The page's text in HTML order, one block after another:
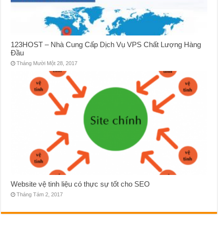
123HOST – Nhà Cung Cấp Dịch Vụ VPS Chất Lượng Hàng
Đầu
Tháng Mười Một 28, 2017
Website vệ tinh liệu có thực sự tốt cho SEO
Tháng Tám 2, 2017